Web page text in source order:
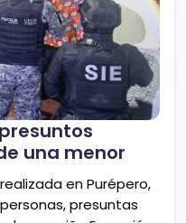
una menor
en Purépero,
presuntas